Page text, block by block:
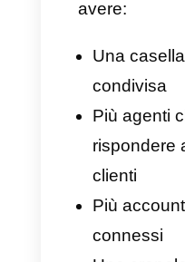
Iniziamo!
Cos'è
Un CRM